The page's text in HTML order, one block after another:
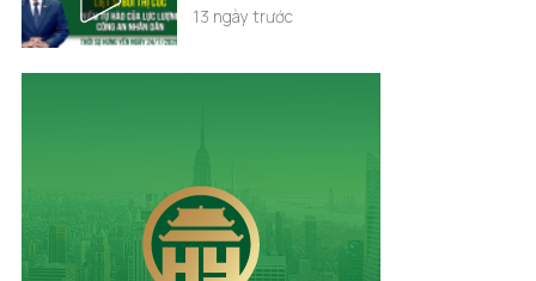
13 ngày trước